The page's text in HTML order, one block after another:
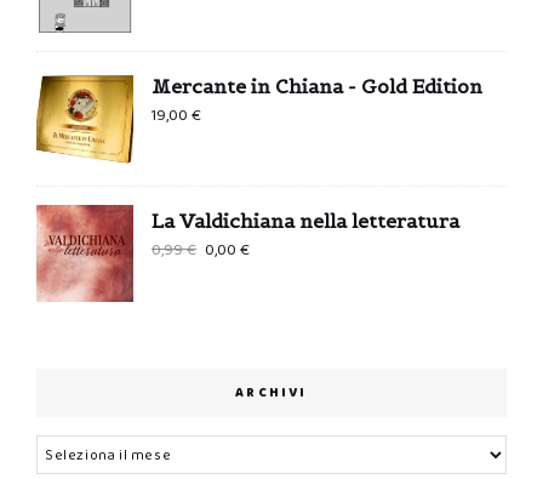
Mercante in Chiana - Gold Edition
19,00€
La Valdichiana nella letteratura
0,99€ 0,00€
ARCHIVI
Archivi